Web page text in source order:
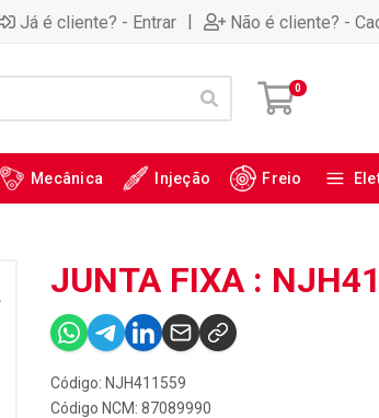
Já é cliente? - Entrar | Não é cliente? -
0
Mecânica Injeção Freio
JUNTA FIXA :
Código: NJH411559
Código NCM: 87089990